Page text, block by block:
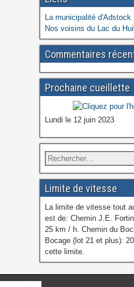
La municipalité d'Adstock
Nos voisins du Lac du
Commentaires
Prochaine cueillette
Lundi le 12 juin 2023
Limite de vitesse
La limite de vitesse tout
est de: Chemin J.E.
25 km / h. Chemin du
Bocage (lot 21 et plus):
cette limite.